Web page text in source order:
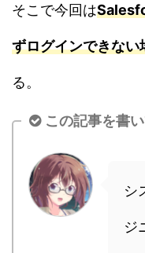
そこで今回は
ずログインできない
る。
この記事を書
シ
ジ